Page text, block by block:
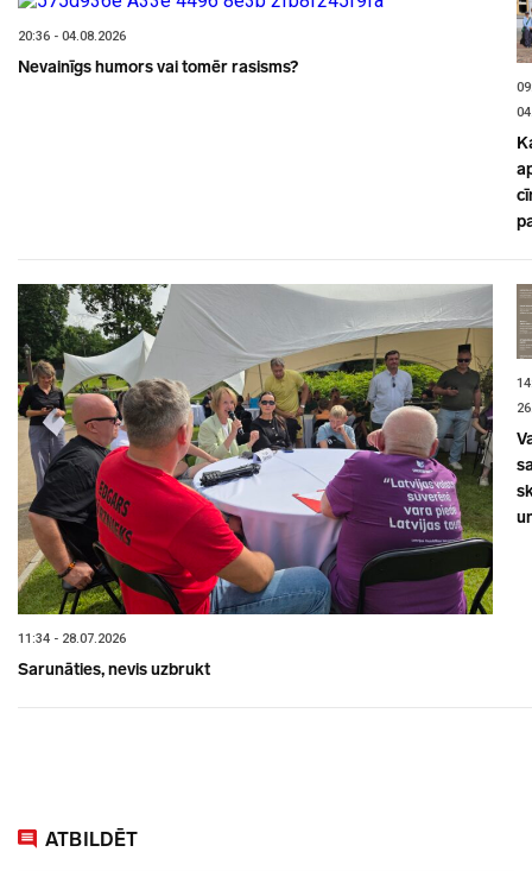
20:36 - 04.08.2026
Nevainīgs humors vai tomēr rasisms?
11:34 - 28.07.2026
Sarunāties, nevis uzbrukt
ATBILDĒT